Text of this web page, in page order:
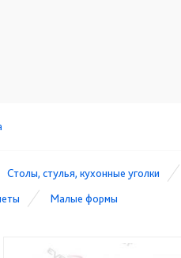
Столы, стулья, кухонные уголки
Малые формы